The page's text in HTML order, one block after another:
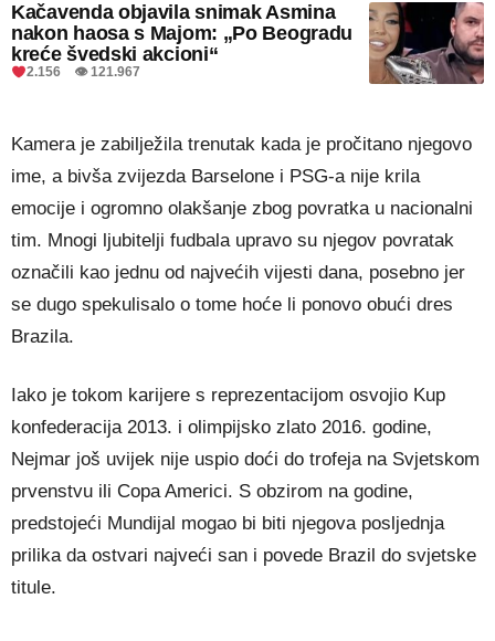
Kačavenda objavila snimak Asmina
nakon haosa s Majom: „Po Beogradu
kreće švedski akcioni“
2.156 👁 121.967
Kamera je zabilježila trenutak kada je pročitano njegovo
ime, a bivša zvijezda Barselone i PSG-a nije krila
emocije i ogromno olakšanje zbog povratka u nacionalni
tim. Mnogi ljubitelji fudbala upravo su njegov povratak
označili kao jednu od najvećih vijesti dana, posebno jer
se dugo spekulisalo o tome hoće li ponovo obući dres
Brazila.
Iako je tokom karijere s reprezentacijom osvojio Kup
konfederacija 2013. i olimpijsko zlato 2016. godine,
Nejmar još uvijek nije uspio doći do trofeja na Svjetskom
prvenstvu ili Copa Americi. S obzirom na godine,
predstojeći Mundijal mogao bi biti njegova posljednja
prilika da ostvari najveći san i povede Brazil do svjetske
titule.